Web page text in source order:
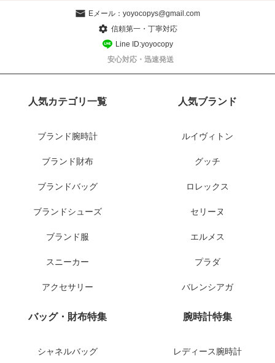
Eメール： yoyocopys@gmail.com
信頼第一・丁寧対応
Line ID:yoyocopy
安心対応・迅速発送
人気カテゴリ一覧
ブランド腕時計
ブランド財布
ブランドバッグ
ブランドシューズ
ブランド服
スニーカー
アクセサリー
人気ブランド
ルイヴィトン
グッチ
ロレックス
セリーヌ
エルメス
プラダ
バレンシアガ
バッグ・財布特集
シャネルバッグ
腕時計特集
レディース腕時計